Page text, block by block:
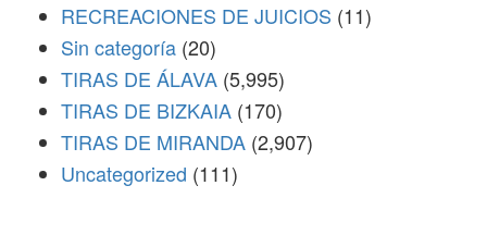
RECREACIONES DE JUICIOS (11)
Sin categoría (20)
TIRAS DE ÁLAVA (5,995)
TIRAS DE BIZKAIA (170)
TIRAS DE MIRANDA (2,907)
Uncategorized (111)